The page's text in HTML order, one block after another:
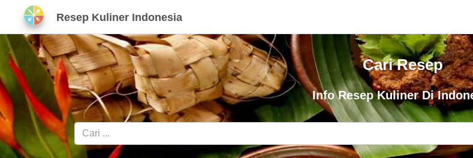
Resep Kuliner Indonesia
Cari Resep
Info Resep Kuliner Di